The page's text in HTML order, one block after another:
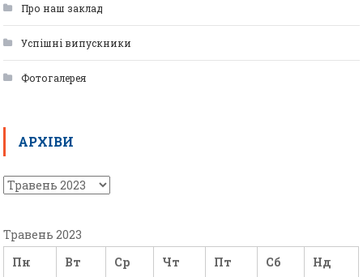
Про наш заклад
Успішні випускники
Фотогалерея
АРХІВИ
Травень 2023
Пн
Вт Ср Чт Пт Сб Нд